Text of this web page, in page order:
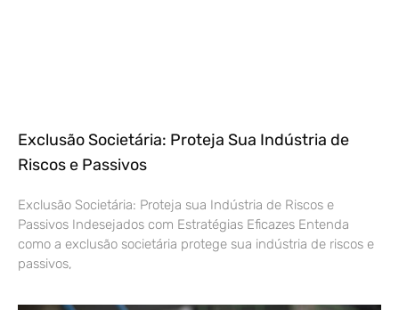
Exclusão Societária: Proteja Sua Indústria de
Riscos e Passivos
Exclusão Societária: Proteja sua Indústria de Riscos e
Passivos Indesejados com Estratégias Eficazes Entenda
como a exclusão societária protege sua indústria de riscos e
passivos,